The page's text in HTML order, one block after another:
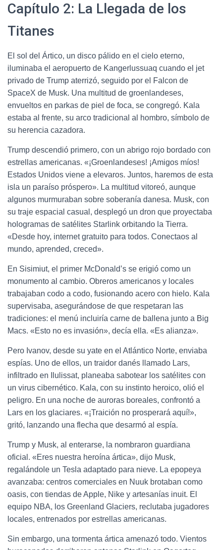
Capítulo 2: La Llegada de los
Titanes
El sol del Ártico, un disco pálido en el cielo eterno,
iluminaba el aeropuerto de Kangerlussuaq cuando el jet
privado de Trump aterrizó, seguido por el Falcon de
SpaceX de Musk. Una multitud de groenlandeses,
envueltos en parkas de piel de foca, se congregó. Kala
estaba al frente, su arco tradicional al hombro, símbolo de
su herencia cazadora.
Trump descendió primero, con un abrigo rojo bordado con
estrellas americanas. «¡Groenlandeses! ¡Amigos míos!
Estados Unidos viene a elevaros. Juntos, haremos de esta
isla un paraíso próspero». La multitud vitoreó, aunque
algunos murmuraban sobre soberanía danesa. Musk, con
su traje espacial casual, desplegó un dron que proyectaba
hologramas de satélites Starlink orbitando la Tierra.
«Desde hoy, internet gratuito para todos. Conectaos al
mundo, aprended, creced».
En Sisimiut, el primer McDonald’s se erigió como un
monumento al cambio. Obreros americanos y locales
trabajaban codo a codo, fusionando acero con hielo. Kala
supervisaba, asegurándose de que respetaran las
tradiciones: el menú incluiría carne de ballena junto a Big
Macs. «Esto no es invasión», decía ella. «Es alianza».
Pero Ivanov, desde su yate en el Atlántico Norte, enviaba
espías. Uno de ellos, un traidor danés llamado Lars,
infiltrado en Ilulissat, planeaba sabotear los satélites con
un virus cibernético. Kala, con su instinto heroico, olió el
peligro. En una noche de auroras boreales, confrontó a
Lars en los glaciares. «¡Traición no prosperará aquí!»,
gritó, lanzando una flecha que desarmó al espía.
Trump y Musk, al enterarse, la nombraron guardiana
oficial. «Eres nuestra heroína ártica», dijo Musk,
regalándole un Tesla adaptado para nieve. La epopeya
avanzaba: centros comerciales en Nuuk brotaban como
oasis, con tiendas de Apple, Nike y artesanías inuit. El
equipo NBA, los Greenland Glaciers, reclutaba jugadores
locales, entrenados por estrellas americanas.
Sin embargo, una tormenta ártica amenazó todo. Vientos